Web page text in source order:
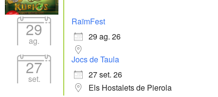
29
ag.
RaïmFest
29 ag. 26
27
set.
Jocs de Taula
27 set. 26
Els Hostalets de Pierola